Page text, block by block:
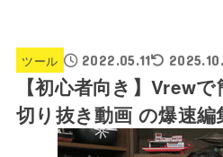
ツール 2022.05.11
【初心者向き】Vrew
切り抜き動画 の爆速編